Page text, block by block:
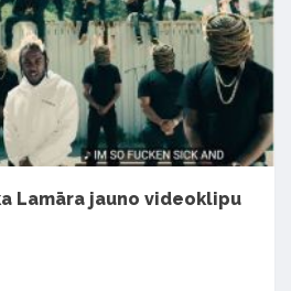
Lamāra jauno videoklipu